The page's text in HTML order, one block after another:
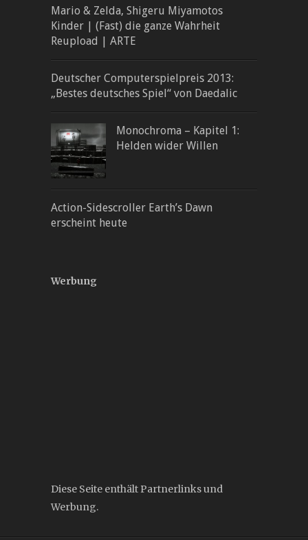
Mario & Zelda, Shigeru Miyamotos
Kinder | (Fast) die ganze Wahrheit
Reupload | ARTE
Deutscher Computerspielpreis 2013:
„Bestes deutsches Spiel“ von Daedalic
Monochroma – Kapitel 1:
Helden wider Willen
Action-Sidescroller Earth’s Dawn
erscheint heute
Werbung
Diese Seite enthält Partnerlinks und
Werbung.